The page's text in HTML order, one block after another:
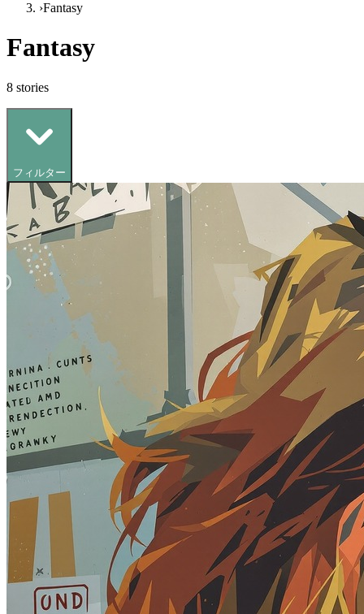
›Fantasy
Fantasy
8 stories
フィルター